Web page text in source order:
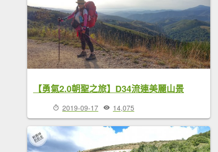
【勇氣2.0朝聖之旅】D34流連美麗山景
2019-09-17 14,075